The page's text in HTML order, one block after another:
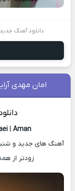
دانلود آهنگ جدید
امان مهدی
| Aman
آهنگ های جدید و
زودتر از